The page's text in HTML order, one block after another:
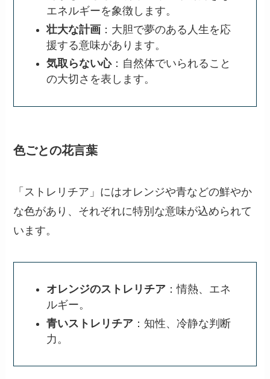
エネルギーを象徴します。
壮大な計画 ：大胆で夢のある人生を応
援する意味があります。
気取らない心：自然体でいられること
の大切さを表します。
色ごとの花言葉
「ストレリチア」にはオレンジや青などの鮮やか
な色があり、それぞれに特別な意味が込められて
います。
オレンジのストレリチア ：情熱、エネ
ルギー。
青いストレリチア ：知性、冷静な判断
力。